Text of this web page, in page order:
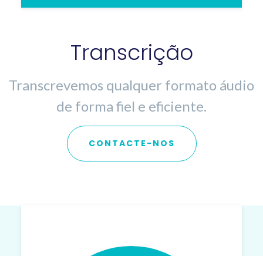
Transcrição
Transcrevemos qualquer formato áudio
de forma fiel e eficiente.
CONTACTE-NOS